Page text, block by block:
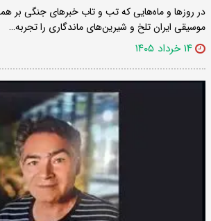
در روزها و ماه‌هایی که تب و تاب خبرهای جنگی بر
موسیقی ایران تلخ و شیرین‌های ماندگاری را تجربه…
۱۴ خرداد ۱۴۰۵